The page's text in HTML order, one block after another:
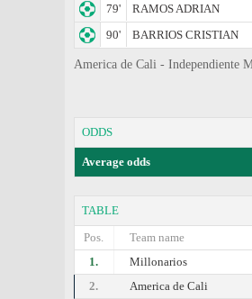
79'
RAMOS ADRIAN
90'
BARRIOS CRISTIAN
America de Cali - Independiente
ODDS
Average odds
TABLE
Pos.
Team name
1.
Millonarios
2.
America de Cali